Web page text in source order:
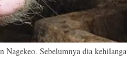
Sebelumnya dia